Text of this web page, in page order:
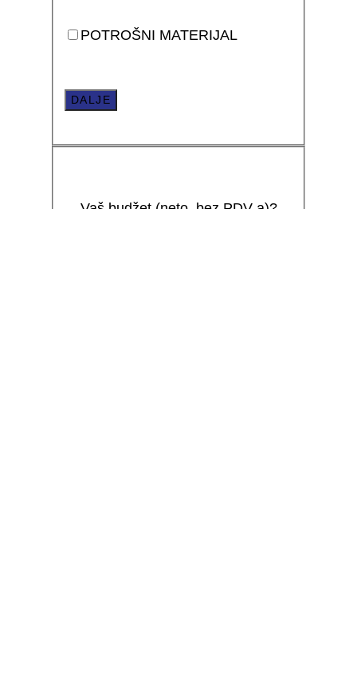
POTROŠNI MATERIJAL
DALJE
Vaš budžet (neto, bez PDV-a)?